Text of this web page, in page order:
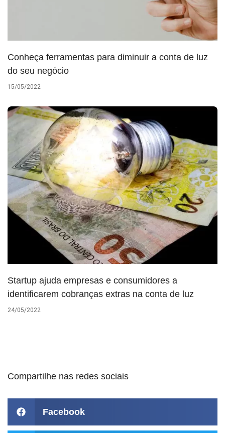
Conheça ferramentas para diminuir a conta de luz
do seu negócio
15/05/2022
Startup ajuda empresas e consumidores a
identificarem cobranças extras na conta de luz
24/05/2022
Compartilhe nas redes sociais
Facebook